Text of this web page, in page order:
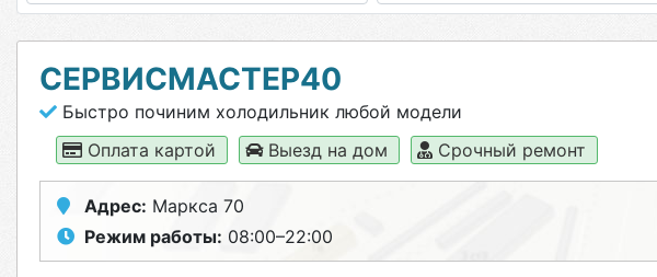
СЕРВИСМАСТЕР40
Быстро починим холодильник любой модели
Оплата картой
Выезд на дом Срочный ремонт
Адрес: Маркса 70
Режим работы: 08:00–22:00